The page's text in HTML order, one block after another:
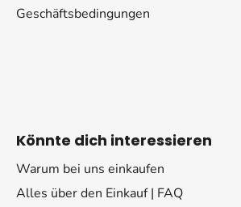
Geschäftsbedingungen
Könnte dich interessieren
Warum bei uns einkaufen
Alles über den Einkauf | FAQ